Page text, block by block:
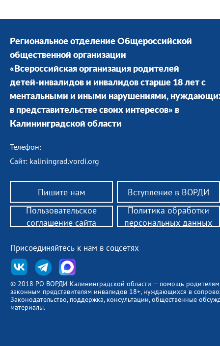
Региональное отделение Общероссийской
общественной организации
«Всероссийская организация родителей
детей-инвалидов и инвалидов старше 18 лет с
ментальными и иными нарушениями,
в представительстве своих интересов» в
Калининградской области
Телефон:
Сайт: kaliningrad.vordi.org
Пишите нам Вступление в ВОРДИ
© 2018 РО ВОРДИ Калининградской области — помощь
законным представителям инвалидов 18+, нуждающихся в
Законодательство, поддержка, консультации, общественные
материалы.
Присоединяйтесь к нам в соцсетях
Пользовательское
соглашение сайта
Политика обработки
персональных данных